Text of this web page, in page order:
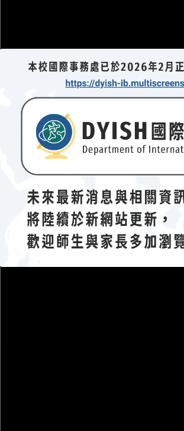
【2023/04/21招生說明會-112 學年度國際文憑課程
－參考資料：說明會簡報（ 連結 (另開新視窗)
）